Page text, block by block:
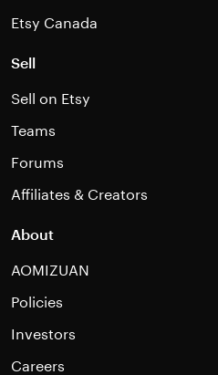
Etsy Canada
Sell
Sell on Etsy
Teams
Forums
Affiliates & Creators
About
AOMIZUAN
Policies
Investors
Careers